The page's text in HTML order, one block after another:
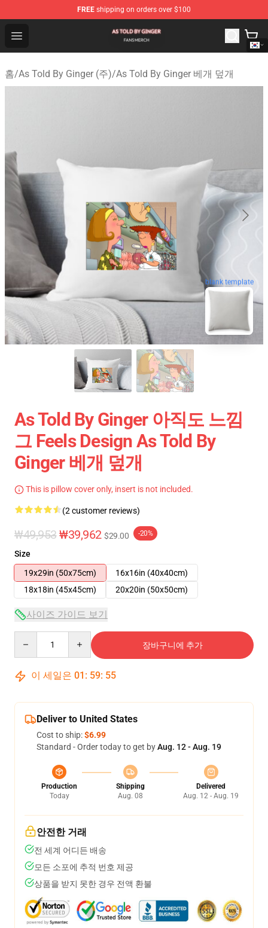
FREE shipping on orders over $100
Open menu
As Told By Ginger Shop - Official As Told By Ginger
홈/As Told By Ginger (주)/As Told By Ginger 베개 덮개
blank template
As Told By Ginger 아직도 느낌
그 Feels Design As Told By
Ginger 베개 덮개
This is pillow cover only, insert is not included.
(2 customer reviews)
₩49,953 ₩39,962 $29.00 -20%
Size
19x29in (50x75cm)
16x16in (40x40cm)
18x18in (45x45cm)
20x20in (50x50cm)
사이즈 가이드 보기
장바구니에 추가
이 세일은 01 : 59: 54
Deliver to United States
Cost to ship:$6.99
Standard - Order today to get byAug. 12 - Aug. 19
Production
Today
Shipping
Aug. 08
Delivered
Aug. 12 - Aug. 19
안전한 거래
전 세계 어디든 배송
모든 소포에 추적 번호 제공
상품을 받지 못한 경우 전액 환불